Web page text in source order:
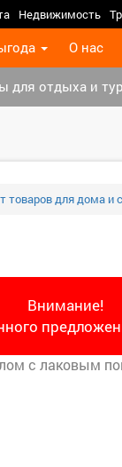
Недвижимость
О нас
для отдыха и
товаров для дома и
Внимание!
с лаковым